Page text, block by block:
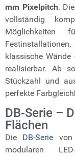
mm Pixelpitch.
vollständig
Möglichkeiten
klassische
realisierbar. Ab
Stückzahl und
perfekte
DB-Serie –
Flächen
Die DB-Serie von
modularen